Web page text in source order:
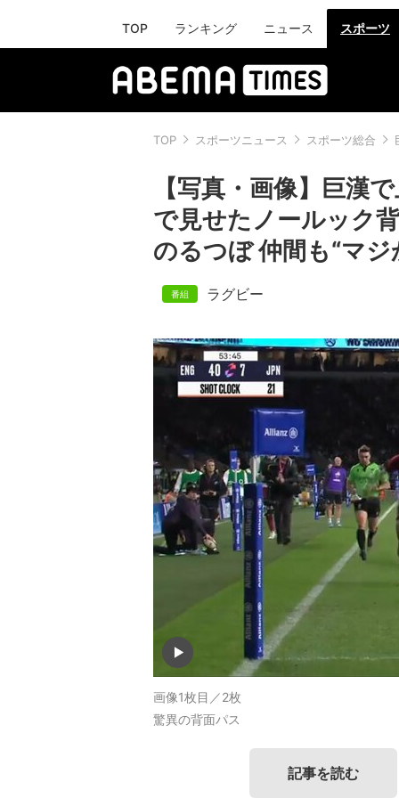
TOP ランキング ニュース スポーツ
TOP スポーツニュース スポーツ総合
【写真・画像】巨漢
で見せたノールック
のるつぼ 仲間も“マ
ラグビー
画像1枚目／2枚
驚異の背面パス
記事を読む